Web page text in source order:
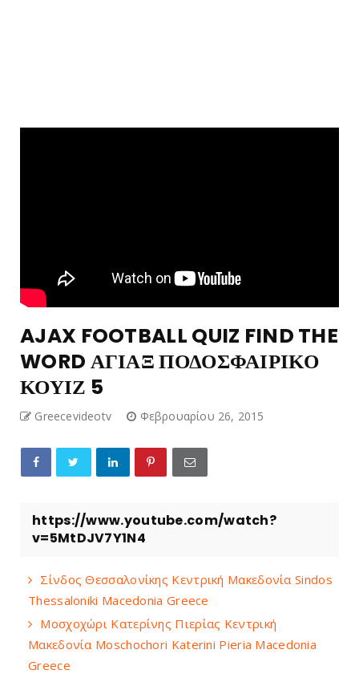
AJAX FOOTBALL QUIZ FIND THE
WORD ΑΓΙΑΞ ΠΟΔΟΣΦΑΙΡΙΚΟ
ΚΟΥΙΖ 5
Greecevideotv Φεβρουαρίου 26, 2015
https://www.youtube.com/watch?
v=5MtDJV7Y1N4
Σίνδος Θεσσαλονίκης Κεντρική Μακεδονία Sindos
Thessaloniki Macedonia Greece
Μοσχοχώρι Κατερίνης Πιερίας Κεντρική
Μακεδονία Moschochori Katerini Pieria Macedonia
Greece